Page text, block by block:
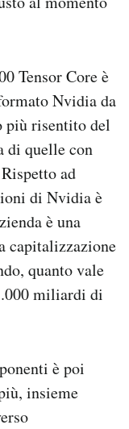
Tensor Core è
Nvidia da
più risentito del
di quelle con
ad
di Nvidia è
è una
capitalizzazione
quanto vale
miliardi di
è poi
insieme